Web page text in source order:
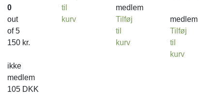
0
out
of 5
150 kr.
ikke
medlem
105 DKK
til
kurv
medlem
Tilføj
til
kurv
medlem
Tilføj
til
kurv